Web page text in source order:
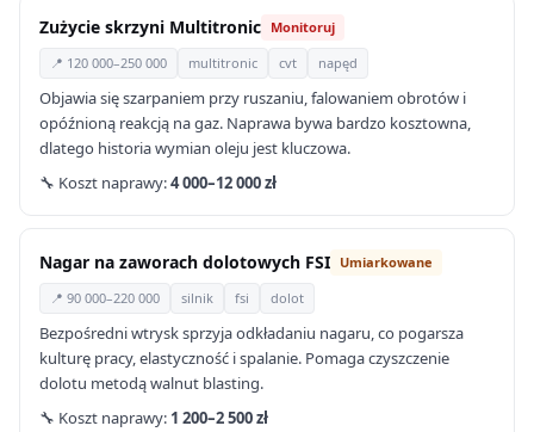
Zużycie skrzyni Multitronic Monitoruj
📍 120 000–250 000 multitronic cvt napęd
Objawia się szarpaniem przy ruszaniu, falowaniem obrotów i
opóźnioną reakcją na gaz. Naprawa bywa bardzo kosztowna,
dlatego historia wymian oleju jest kluczowa.
🔧 Koszt naprawy:4 000–12 000 zł
Nagar na zaworach dolotowych FSI Umiarkowane
📍 90 000–220 000 silnik fsi dolot
Bezpośredni wtrysk sprzyja odkładaniu nagaru, co pogarsza
kulturę pracy, elastyczność i spalanie. Pomaga czyszczenie
dolotu metodą walnut blasting.
🔧 Koszt naprawy: 1 200–2 500 zł